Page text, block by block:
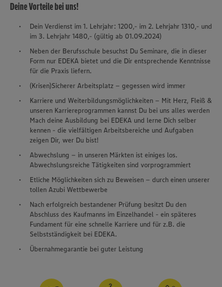
Deine Vorteile bei uns!
Dein Verdienst im 1. Lehrjahr: 1200,- im 2. Lehrjahr 1310,- und
im 3. Lehrjahr 1480,- (gültig ab 01.09.2024)
Neben der Berufsschule besuchst Du Seminare, die in dieser
Form nur EDEKA bietet und die Dir entsprechende Kenntnisse
für die Praxis liefern.
(Krisen)Sicherer Arbeitsplatz – gegessen wird immer
Karriere und Weiterbildungsmöglichkeiten – Mit Herz, Fleiß &
unseren Karriereprogrammen kannst Du bei uns alles werden
Mach deine Ausbildung bei EDEKA und lerne Dich selber
kennen - die vielfältigen Arbeitsbereiche und Aufgaben
zeigen Dir, wer Du bist!
Abwechslung – in unseren Märkten ist einiges los.
Abwechslungsreiche Tätigkeiten sind vorprogrammiert
Etliche Möglichkeiten sich zu Beweisen – durch einen unserer
tollen Azubi Wettbewerbe
Nach erfolgreich bestandener Prüfung besitzt Du den
Abschluss des Kaufmanns im Einzelhandel - ein späteres
Fundament für eine schnelle Karriere und für z.B. die
Selbstständigkeit bei EDEKA.
Übernahmegarantie bei guter Leistung